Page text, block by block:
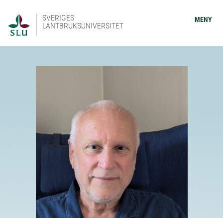
SVERIGES
LANTBRUKSUNIVERSITET
MENY